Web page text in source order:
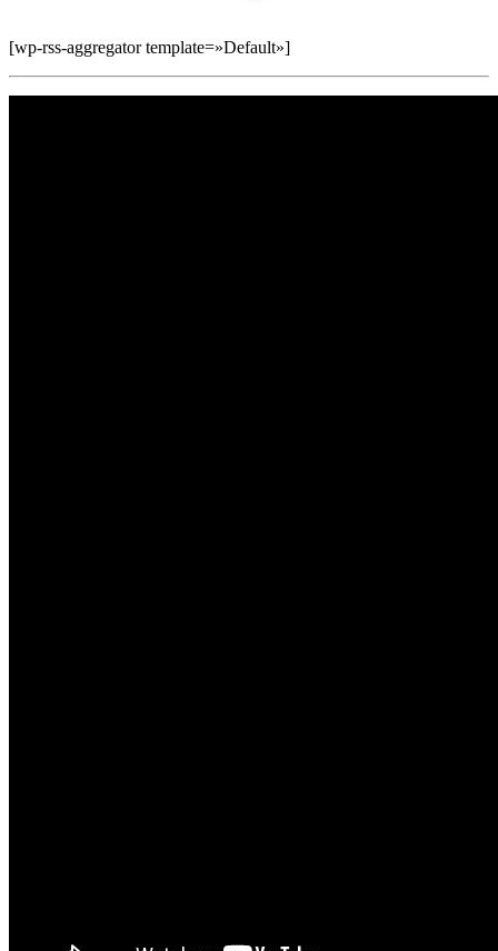
[wp-rss-aggregator template=»Default»]